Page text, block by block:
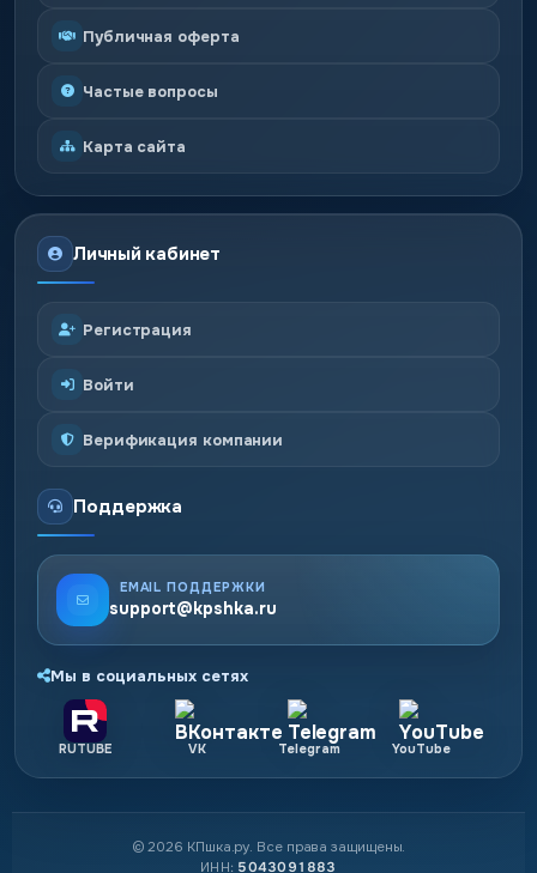
Публичная оферта
Частые вопросы
Карта сайта
Личный кабинет
Регистрация
Войти
Верификация компании
Поддержка
EMAIL ПОДДЕРЖКИ
support@kpshka.ru
Мы в социальных сетях
RUTUBE VK Telegram YouTube
© 2026 КПшка.ру. Все права защищены.
ИНН: 5043091883